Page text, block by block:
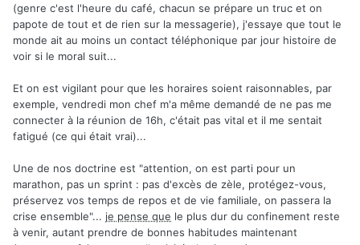
(genre c'est l'heure du café, chacun se prépare un truc et on
papote de tout et de rien sur la messagerie), j'essaye que tout le
monde ait au moins un contact téléphonique par jour histoire de
voir si le moral suit...
Et on est vigilant pour que les horaires soient raisonnables, par
exemple, vendredi mon chef m'a même demandé de ne pas me
connecter à la réunion de 16h, c'était pas vital et il me sentait
fatigué (ce qui était vrai)...
Une de nos doctrine est "attention, on est parti pour un
marathon, pas un sprint : pas d'excès de zèle, protégez-vous,
préservez vos temps de repos et de vie familiale, on passera la
crise ensemble"... je pense que le plus dur du confinement reste
à venir, autant prendre de bonnes habitudes maintenant